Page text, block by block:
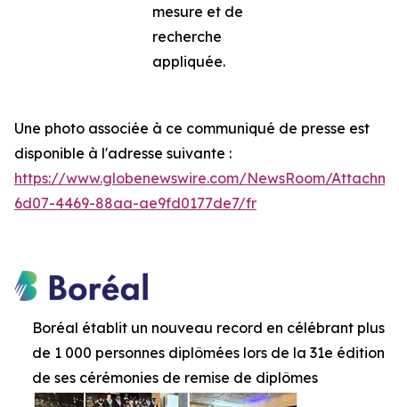
mesure et de
recherche
appliquée.
Une photo associée à ce communiqué de presse est
disponible à l'adresse suivante :
https://www.globenewswire.com/NewsRoom/
6d07-4469-88aa-ae9fd0177de7/fr
Boréal établit un nouveau record en célébrant plus
de 1 000 personnes diplômées lors de la 31e édition
de ses cérémonies de remise de diplômes